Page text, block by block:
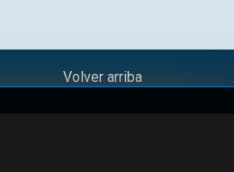
Volver arriba